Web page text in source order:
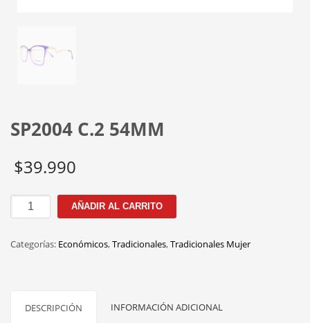
SP2004 C.2 54MM
$39.990
SP2004
C.2
cantidad
AÑADIR AL CARRITO
Categorías: Económicos,Tradicionales,Tradicionales Mujer
DESCRIPCIÓN INFORMACIÓN ADICIONAL